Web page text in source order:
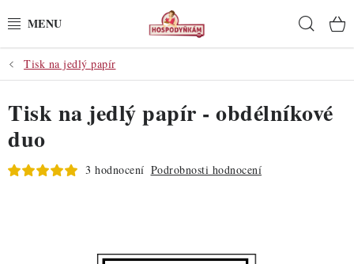
na
POTŘEBY
POMŮCKY
SUROVINY
Tisk na jedlý papír
Tisk na jedlý papír - obdélníkové
duo
3 hodnocení Podrobnosti hodnocení